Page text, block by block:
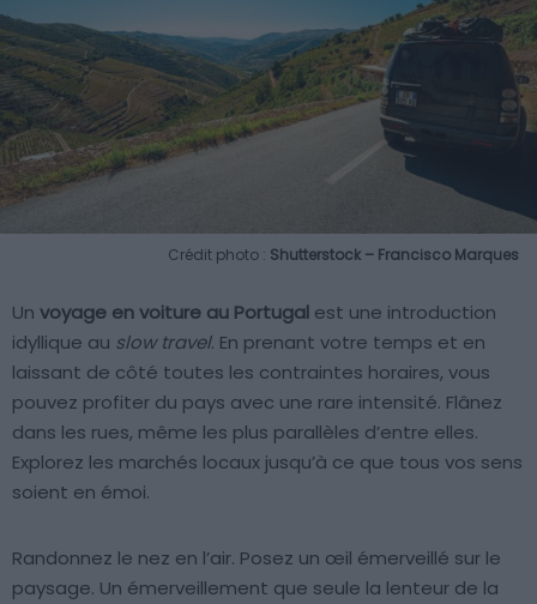
Crédit photo : Shutterstock – Francisco Marques
Un voyage en voiture au Portugal est une introduction
idyllique au slow travel. En prenant votre temps et en
laissant de côté toutes les contraintes horaires, vous
pouvez profiter du pays avec une rare intensité. Flânez
dans les rues, même les plus parallèles d’entre elles.
Explorez les marchés locaux jusqu’à ce que tous vos sens
soient en émoi.
Randonnez le nez en l’air. Posez un œil émerveillé sur le
paysage. Un émerveillement que seule la lenteur de la